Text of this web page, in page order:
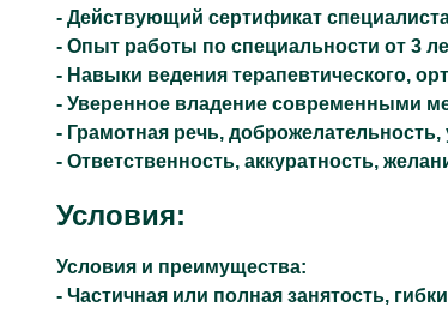
- Действующий сертификат
- Опыт работы по специальности от 3
- Навыки ведения терапевтического,
- Уверенное владение современными
- Грамотная речь,
- Ответственность, аккуратность,
Условия:
Условия и преимущества:
- Частичная или полная занятость,